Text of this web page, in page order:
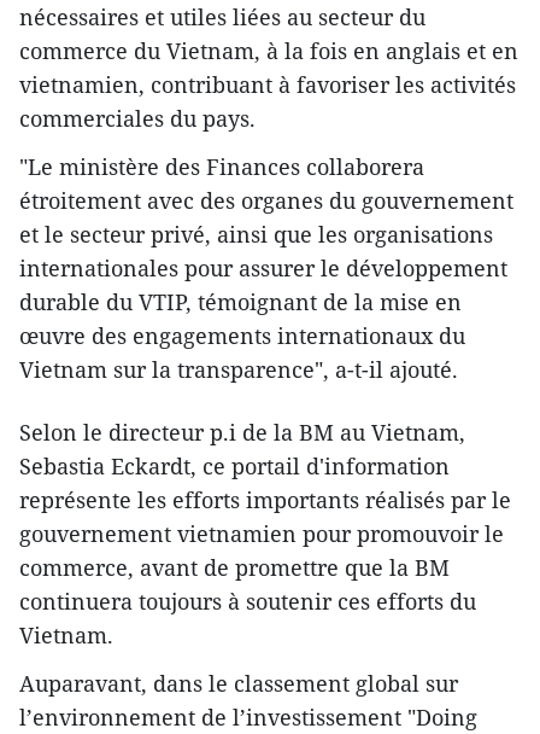
nécessaires et utiles liées au secteur du
commerce du Vietnam, à la fois en anglais et en
vietnamien, contribuant à favoriser les activités
commerciales du pays.
"Le ministère des Finances collaborera
étroitement avec des organes du gouvernement
et le secteur privé, ainsi que les organisations
internationales pour assurer le développement
durable du VTIP, témoignant de la mise en
œuvre des engagements internationaux du
Vietnam sur la transparence", a-t-il ajouté.
Selon le directeur p.i de la BM au Vietnam,
Sebastia Eckardt, ce portail d'information
représente les efforts importants réalisés par le
gouvernement vietnamien pour promouvoir le
commerce, avant de promettre que la BM
continuera toujours à soutenir ces efforts du
Vietnam.
Auparavant, dans le classement global sur
l’environnement de l’investissement "Doing